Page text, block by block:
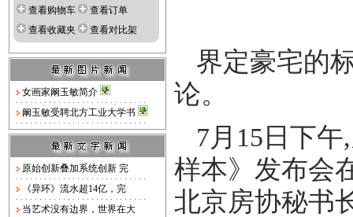
查看购物车
查看订单
查看收藏夹
查看对比架
女画家阚玉敏简介
阚玉敏受聘北方工业大学书
原始创新叠加系统创新 完
《异环》流水超14亿，完
当艺术没有边界，世界在大
界定豪宅的
论。
7月15日下
样本》发布会
北京房协秘书